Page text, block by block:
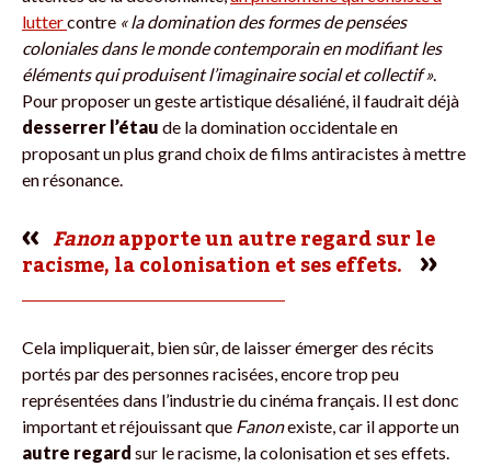
luttercontre « la domination des formes de pensées
coloniales dans le monde contemporain en modifiant les
éléments qui produisent l’imaginaire social et collectif ».
Pour proposer un geste artistique désaliéné, il faudrait déjà
desserrer l’étau de la domination occidentale en
proposant un plus grand choix de films antiracistes à mettre
en résonance.
Fanonapporte un autre regard sur le
racisme, la colonisation et ses effets.
Cela impliquerait, bien sûr, de laisser émerger des récits
portés par des personnes racisées, encore trop peu
représentées dans l’industrie du cinéma français. Il est donc
important et réjouissant que Fanonexiste, car il apporte un
autre regard sur le racisme, la colonisation et ses effets.